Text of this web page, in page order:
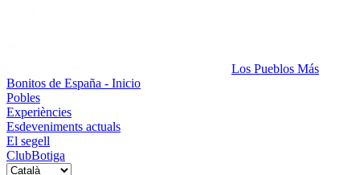
Los Pueblos Más
Bonitos de España - Inicio
Pobles
Experiències
Esdeveniments actuals
El segell
ClubBotiga